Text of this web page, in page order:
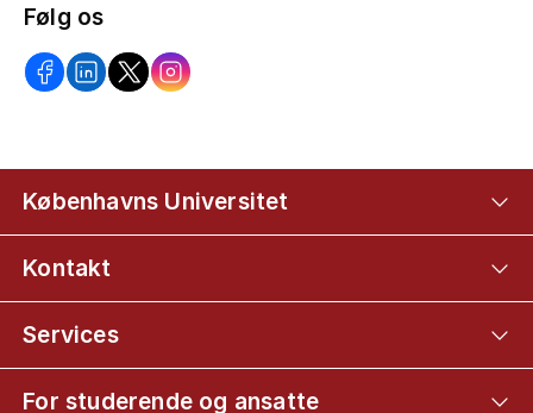
Følg os
Københavns Universitet
Kontakt
Services
For studerende og ansatte